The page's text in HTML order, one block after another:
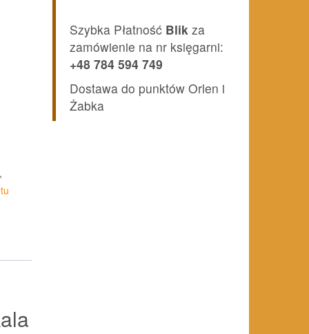
Szybka Płatność Blik za
zamówienie na nr księgarni:
+48 784 594 749
Dostawa do punktów Orlen i
Żabka